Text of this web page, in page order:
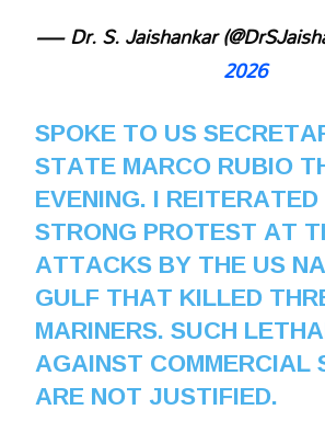
— Dr. S. Jaishankar
2026
SPOKE TO US
STATE MARCO RUBIO
EVENING. I REITERATED
STRONG PROTEST AT
ATTACKS BY THE US
GULF THAT KILLED
MARINERS. SUCH
AGAINST COMMERCIAL
ARE NOT JUSTIFIED.